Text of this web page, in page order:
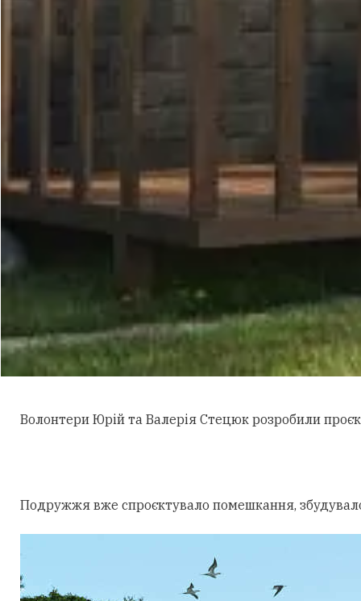
Волонтери Юрій та Валерія Стецюк розробили
Подружжя вже спроєктувало помешкання,